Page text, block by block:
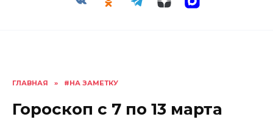
ГЛАВНАЯ » #НА ЗАМЕТКУ
Гороскоп с 7 по 13 марта